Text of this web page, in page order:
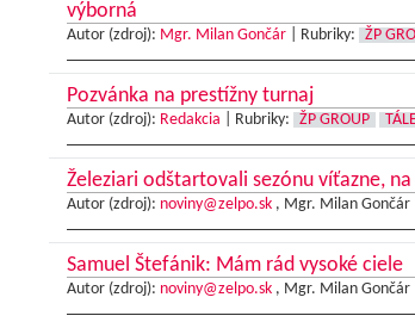
výborná
Autor (zdroj): Mgr. Milan Gončár| Rubriky: ŽP
Pozvánka na prestížny turnaj
Autor (zdroj): Redakcia Rubriky: ŽP GROUP
Železiari odštartovali sezónu víťazne,
Autor (zdroj): noviny@zelpo.sk, Mgr. Milan Gončár |
Samuel Štefánik: Mám rád vysoké ciele
Autor (zdroj): noviny@zelpo.sk, Mgr. Milan Gončár |